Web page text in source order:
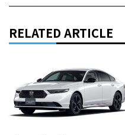
RELATED ARTICLE